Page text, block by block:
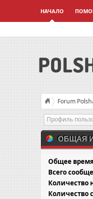
НАЧАЛО
Forum
Профиль
ОБЩАЯ
Общее
Всего
Количество
Количество